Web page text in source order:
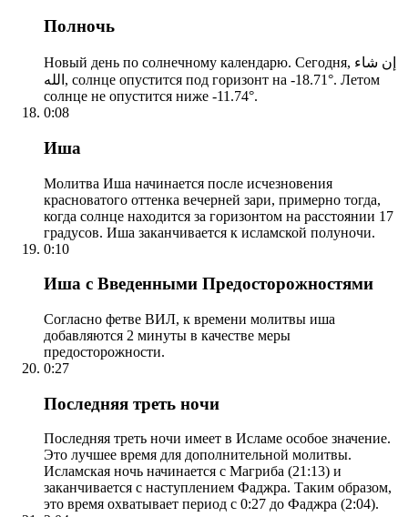
Полночь
Новый день по солнечному календарю. Сегодня, إن شاء
الله, солнце опустится под горизонт на -18.71°. Летом
солнце не опустится ниже -11.74°.
0:08
Иша
Молитва Иша начинается после исчезновения
красноватого оттенка вечерней зари, примерно тогда,
когда солнце находится за горизонтом на расстоянии 17
градусов. Иша заканчивается к исламской полуночи.
0:10
Иша с Введенными Предосторожностями
Согласно фетве ВИЛ, к времени молитвы иша
добавляются 2 минуты в качестве меры
предосторожности.
0:27
Последняя треть ночи
Последняя треть ночи имеет в Исламе особое значение.
Это лучшее время для дополнительной молитвы.
Исламская ночь начинается с Магриба (21:13) и
заканчивается с наступлением Фаджра. Таким образом,
это время охватывает период с 0:27 до Фаджра (2:04).